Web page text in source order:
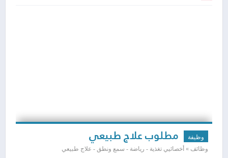
وظيفة مطلوب علاج طبيعي
وظائف » أخصائيي تغذية - رياضة - سمع ونطق - علاج طبيعي